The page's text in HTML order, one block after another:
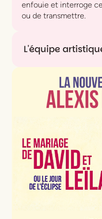
enfouie et interroge
ou de transmettre.
L'équipe
Mise en scèneNadim
Scénographie et
SonZiad Moukarzel
Production
itinérant de Suède,
dramatique national
Bruxelles, Teatre